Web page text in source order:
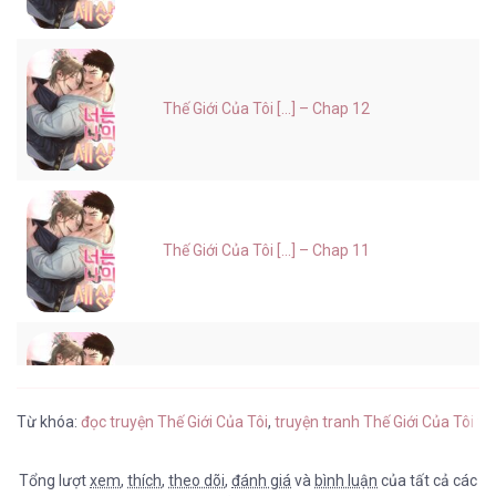
Thế Giới Của Tôi [...] – Chap 12
Thế Giới Của Tôi [...] – Chap 11
Từ khóa: đọc truyện Thế Giới Của Tôi, truyện tranh Thế Giới Của Tôi
Tổng lượtxem, thích, theo dõi, đánh giá và bình luận của tất cả các